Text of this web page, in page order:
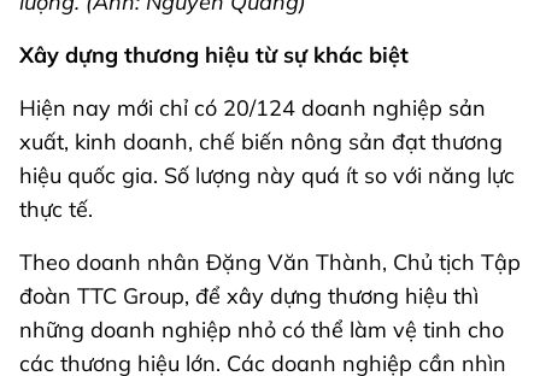
Xây dựng thương hiệu từ sự khác biệt
Hiện nay mới chỉ có 20/124 doanh nghiệp sản
xuất, kinh doanh, chế biến nông sản đạt thương
hiệu quốc gia. Số lượng này quá ít so với năng lực
thực tế.
Theo doanh nhân Đặng Văn Thành, Chủ tịch Tập
đoàn TTC Group, để xây dựng thương hiệu thì
những doanh nghiệp nhỏ có thể làm vệ tinh cho
các thương hiệu lớn. Các doanh nghiệp cần nhìn